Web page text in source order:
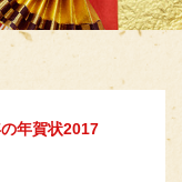
年賀状2017